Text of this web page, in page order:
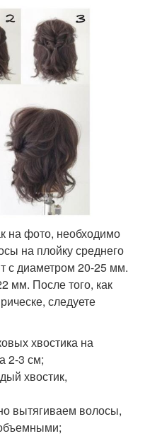
на фото, необходимо
на плойку среднего
с диаметром 20-25 мм.
мм. После того, как
следуете
хвостика на
2-3 см;
хвостик,
вытягиваем волосы,